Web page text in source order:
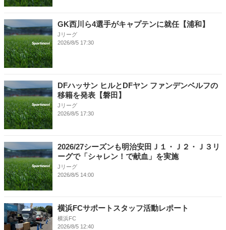
GK西川ら4選手がキャプテンに就任【浦和】
Jリーグ
2026/8/5 17:30
DFハッサン ヒルとDFヤン ファンデンベルフの
移籍を発表【磐田】
Jリーグ
2026/8/5 17:30
2026/27シーズンも明治安田Ｊ１・Ｊ２・Ｊ３リ
ーグで「シャレン！で献血」を実施
Jリーグ
2026/8/5 14:00
横浜FCサポートスタッフ活動レポート
横浜FC
2026/8/5 12:40